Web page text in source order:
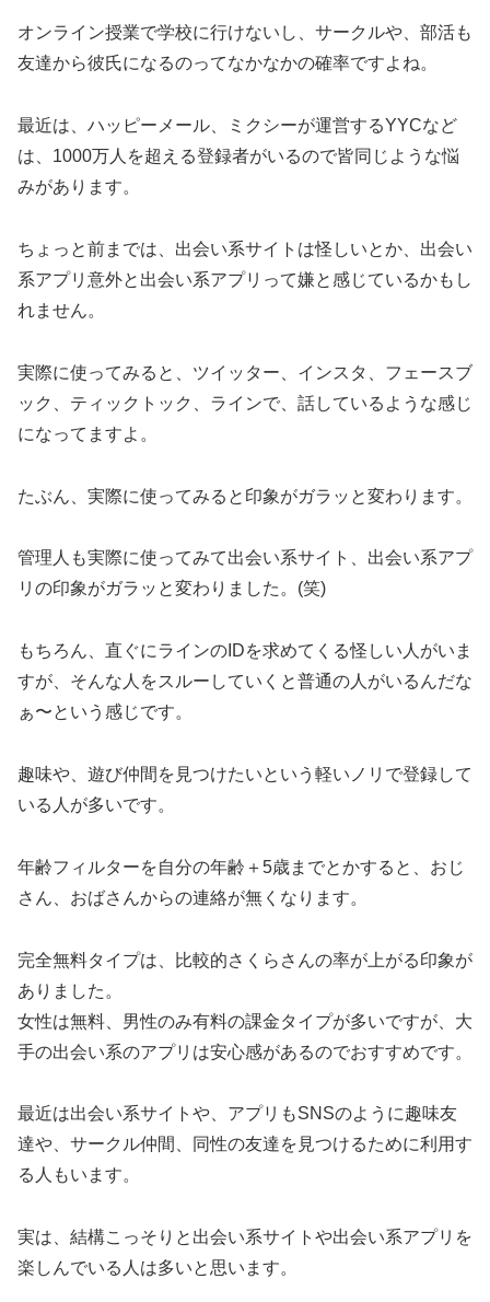
オンライン授業で学校に行けないし、サークルや、部活も
友達から彼氏になるのってなかなかの確率ですよね。
最近は、ハッピーメール、ミクシーが運営するYYCなど
は、1000万人を超える登録者がいるので皆同じような悩
みがあります。
ちょっと前までは、出会い系サイトは怪しいとか、出会い
系アプリ意外と出会い系アプリって嫌と感じているかもし
れません。
実際に使ってみると、ツイッター、インスタ、フェースブ
ック、ティックトック、ラインで、話しているような感じ
になってますよ。
たぶん、実際に使ってみると印象がガラッと変わります。
管理人も実際に使ってみて出会い系サイト、出会い系アプ
リの印象がガラッと変わりました。(笑)
もちろん、直ぐにラインのIDを求めてくる怪しい人がいま
すが、そんな人をスルーしていくと普通の人がいるんだな
ぁ〜という感じです。
趣味や、遊び仲間を見つけたいという軽いノリで登録して
いる人が多いです。
年齢フィルターを自分の年齢＋5歳までとかすると、おじ
さん、おばさんからの連絡が無くなります。
完全無料タイプは、比較的さくらさんの率が上がる印象が
ありました。
女性は無料、男性のみ有料の課金タイプが多いですが、大
手の出会い系のアプリは安心感があるのでおすすめです。
最近は出会い系サイトや、アプリもSNSのように趣味友
達や、サークル仲間、同性の友達を見つけるために利用す
る人もいます。
実は、結構こっそりと出会い系サイトや出会い系アプリを
楽しんでいる人は多いと思います。